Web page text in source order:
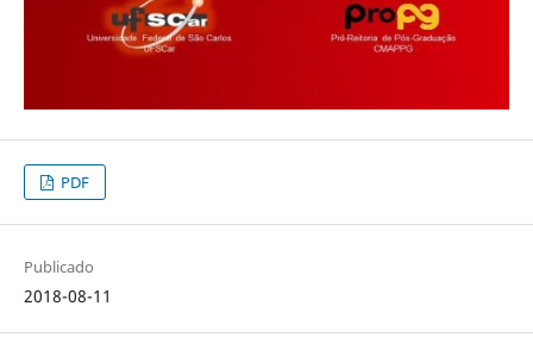
PDF
Publicado
2018-08-11